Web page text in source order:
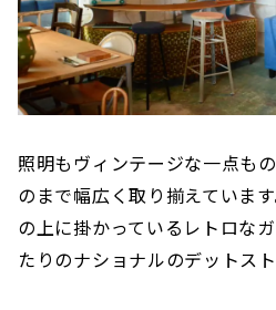
照明もヴィンテージな一点も
のまで幅広く取り揃えていま
の上に掛かっているレトロな
たりのナショナルのデットス